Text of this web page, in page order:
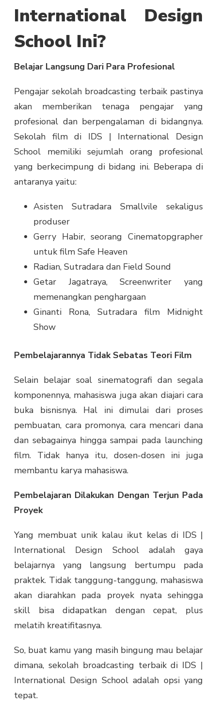
International Design
School Ini?
Belajar Langsung Dari Para Profesional
Pengajar sekolah broadcasting terbaik pastinya
akan memberikan tenaga pengajar yang
profesional dan berpengalaman di bidangnya.
Sekolah film di IDS | International Design
School memiliki sejumlah orang profesional
yang berkecimpung di bidang ini. Beberapa di
antaranya yaitu:
Asisten Sutradara Smallvile sekaligus
produser
Gerry Habir, seorang Cinematopgrapher
untuk film Safe Heaven
Radian, Sutradara dan Field Sound
Getar Jagatraya, Screenwriter yang
memenangkan penghargaan
Ginanti Rona, Sutradara film Midnight
Show
Pembelajarannya Tidak Sebatas Teori Film
Selain belajar soal sinematografi dan segala
komponennya, mahasiswa juga akan diajari cara
buka bisnisnya. Hal ini dimulai dari proses
pembuatan, cara promonya, cara mencari dana
dan sebagainya hingga sampai pada launching
film. Tidak hanya itu, dosen-dosen ini juga
membantu karya mahasiswa.
Pembelajaran Dilakukan Dengan Terjun Pada
Proyek
Yang membuat unik kalau ikut kelas di IDS |
International Design School adalah gaya
belajarnya yang langsung bertumpu pada
praktek. Tidak tanggung-tanggung, mahasiswa
akan diarahkan pada proyek nyata sehingga
skill bisa didapatkan dengan cepat, plus
melatih kreatifitasnya.
So, buat kamu yang masih bingung mau belajar
dimana, sekolah broadcasting terbaik di IDS |
International Design School adalah opsi yang
tepat.